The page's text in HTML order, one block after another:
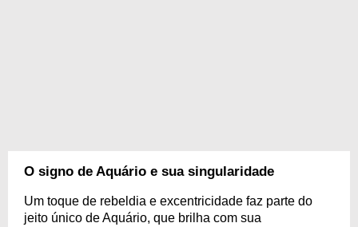
O signo de Aquário e sua singularidade
Um toque de rebeldia e excentricidade faz parte do
jeito único de Aquário, que brilha com sua